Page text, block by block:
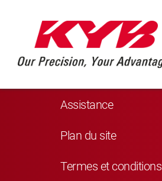
Navigation
Assistance
Plan du site
Termes et conditions